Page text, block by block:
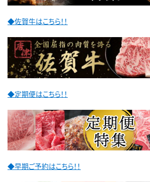
◆佐賀牛はこちら！！
◆定期便はこちら！！
◆早期ご予約はこちら！！